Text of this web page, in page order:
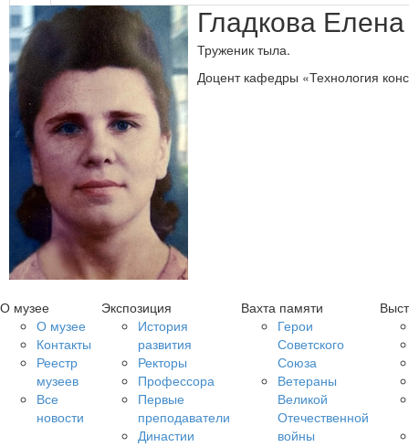
Гладкова
Труженик тыла.
Доцент кафедры «Технология
О музее
О музее
Контакты
Реестр
музеев
Все
новости
Экспозиция
История
развития
Ректоры
Профессора
Первые
преподаватели
Династии
Вахта памяти
Герои
Советского
Союза
Ветераны
Великой
Отечественной
войны